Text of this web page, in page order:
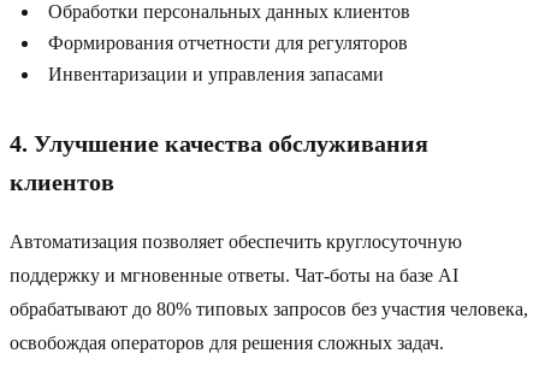
Обработки персональных данных клиентов
Формирования отчетности для регуляторов
Инвентаризации и управления запасами
4. Улучшение качества обслуживания
клиентов
Автоматизация позволяет обеспечить круглосуточную
поддержку и мгновенные ответы. Чат-боты на базе AI
обрабатывают до 80% типовых запросов без участия человека,
освобождая операторов для решения сложных задач.